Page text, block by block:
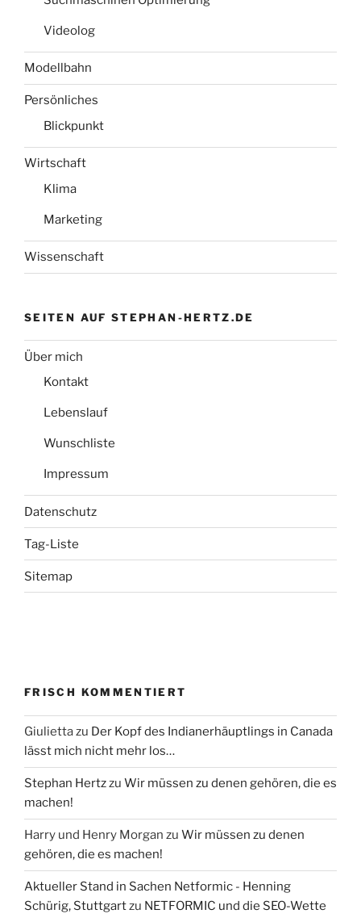
Videolog
Modellbahn
Persönliches
Blickpunkt
Wirtschaft
Klima
Marketing
Wissenschaft
SEITEN AUF STEPHAN-HERTZ.DE
Über mich
Kontakt
Lebenslauf
Wunschliste
Impressum
Datenschutz
Tag-Liste
Sitemap
FRISCH KOMMENTIERT
Giuliettazu Der Kopf des Indianerhäuptlings in Canada
lässt mich nicht mehr los…
Stephan Hertzzu Wir müssen zu denen gehören, die es
machen!
Harry und Henry Morgan zu Wir müssen zu denen
gehören, die es machen!
Aktueller Stand in Sachen Netformic - Henning
Schürig, Stuttgartzu NETFORMIC und die SEO-Wette